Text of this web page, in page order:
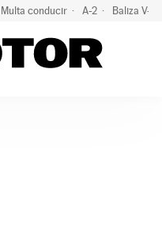
Multa conducir A-2 Baliza V-